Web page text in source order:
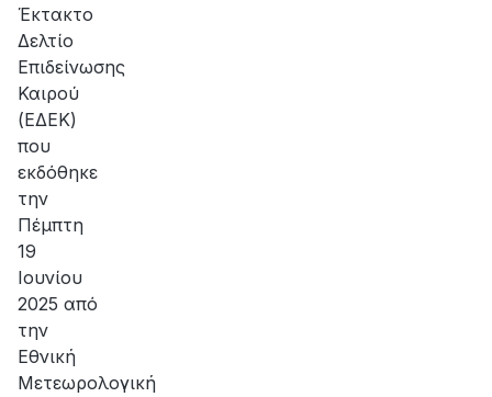
Έκτακτο
Δελτίο
Επιδείνωσης
Καιρού
(ΕΔΕΚ)
που
εκδόθηκε
την
Πέμπτη
19
Ιουνίου
2025 από
την
Εθνική
Μετεωρολογική